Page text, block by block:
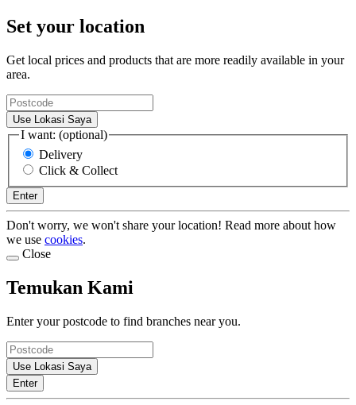
Set your location
Get local prices and products that are more readily available in your
area.
Use Lokasi Saya
I want: (optional)
Delivery
Click & Collect
Enter
Don't worry, we won't share your location! Read more about how
we use cookies.
Close
Temukan Kami
Enter your postcode to find branches near you.
Use Lokasi Saya
Enter